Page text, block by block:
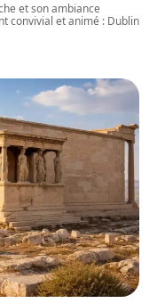
et son ambiance
convivial et animé : Dublin